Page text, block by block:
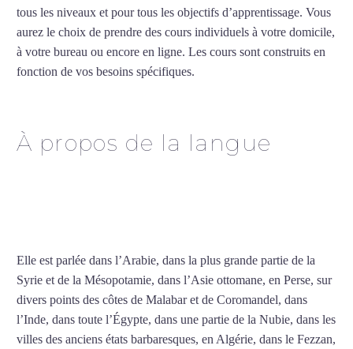
tous les niveaux et pour tous les objectifs d’apprentissage. Vous
aurez le choix de prendre des cours individuels à votre domicile,
à votre bureau ou encore en ligne. Les cours sont construits en
fonction de vos besoins spécifiques.
À propos de la langue
Elle est parlée dans l’Arabie, dans la plus grande partie de la
Syrie et de la Mésopotamie, dans l’Asie ottomane, en Perse, sur
divers points des côtes de Malabar et de Coromandel, dans
l’Inde, dans toute l’Égypte, dans une partie de la Nubie, dans les
villes des anciens états barbaresques, en Algérie, dans le Fezzan,